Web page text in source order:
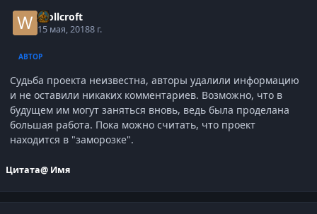
Wollcroft
15 мая, 20188 г.
АВТОР
Судьба проекта неизвестна, авторы удалили информацию
и не оставили никаких комментариев. Возможно, что в
будущем им могут заняться вновь, ведь была проделана
большая работа. Пока можно считать, что проект
находится в "заморозке".
Цитата@ Имя